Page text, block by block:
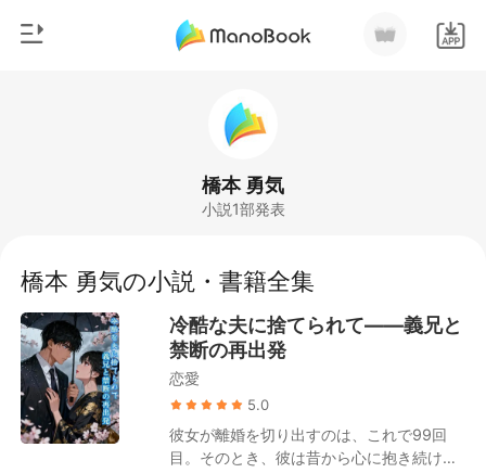
検索
恋愛
御曹司
マフィア
月ランキング
橋本 勇気
小説1部発表
橋本 勇気の小説・書籍全集
冷酷な夫に捨てられて――義兄と
禁断の再出発
恋愛
5.0
彼女が離婚を切り出すのは、これで99回
目。そのとき、彼は昔から心に抱き続けて